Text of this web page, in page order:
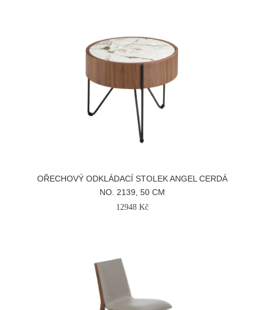
OŘECHOVÝ ODKLÁDACÍ STOLEK ANGEL CERDÁ
NO. 2139, 50 CM
12948 Kč